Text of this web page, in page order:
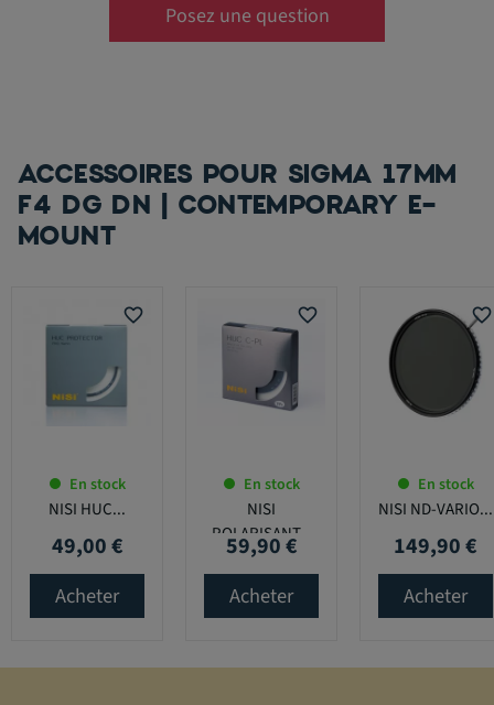
Posez une question
ACCESSOIRES POUR SIGMA 17MM
F4 DG DN | CONTEMPORARY E-
MOUNT
favorite_border
En stock
NISI HUC...
Prix
49,00 €
Acheter
favorite_border
En stock
NISI
POLARISANT...
Prix
59,90 €
Acheter
favorite_border
En stock
NISI ND-VARIO...
Prix
149,90 €
Acheter